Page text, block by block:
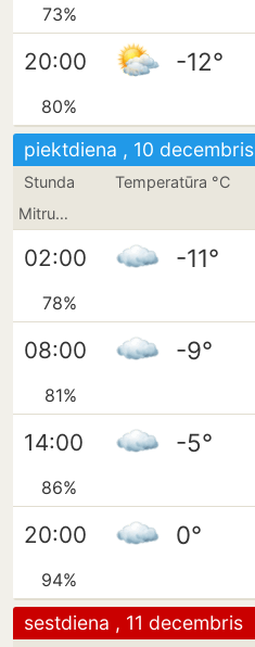
73%
20:00 -12°
80%
piektdiena , 10 decembris
Stunda Temperatūra °C
Mitrums
02:00 -11°
78%
08:00 -9°
81%
14:00 -5°
86%
20:00 0°
94%
sestdiena , 11 decembris